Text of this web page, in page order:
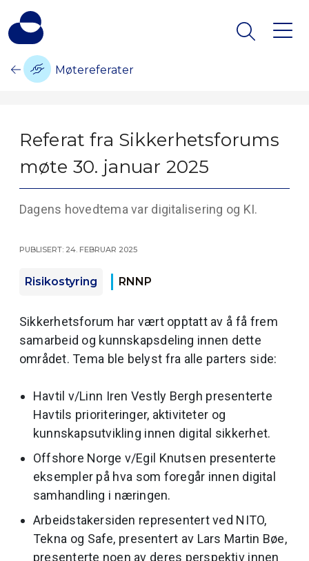
Møtereferater
Referat fra Sikkerhetsforums
møte 30. januar 2025
Dagens hovedtema var digitalisering og KI.
Publisert: 24. februar 2025
Risikostyring RNNP
Sikkerhetsforum har vært opptatt av å få frem
samarbeid og kunnskapsdeling innen dette
området. Tema ble belyst fra alle parters side:
Havtil v/Linn Iren Vestly Bergh presenterte
Havtils prioriteringer, aktiviteter og
kunnskapsutvikling innen digital sikkerhet.
Offshore Norge v/Egil Knutsen presenterte
eksempler på hva som foregår innen digital
samhandling i næringen.
Arbeidstakersiden representert ved NITO,
Tekna og Safe, presentert av Lars Martin Bøe,
presenterte noen av deres perspektiv innen